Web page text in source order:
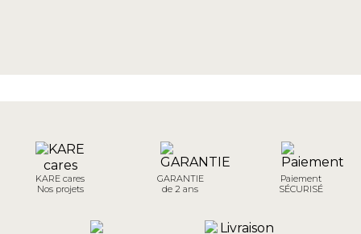
KARE cares
Nos projets
GARANTIE
de 2 ans
Paiement
SÉCURISÉ